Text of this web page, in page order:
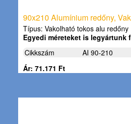
90x210 Alumínium redőny,
Típus: Vakolható tokos alu redőny
Egyedi méreteket is legyártunk
Cikkszám
AI 90-210
Ár: 71.171 Ft